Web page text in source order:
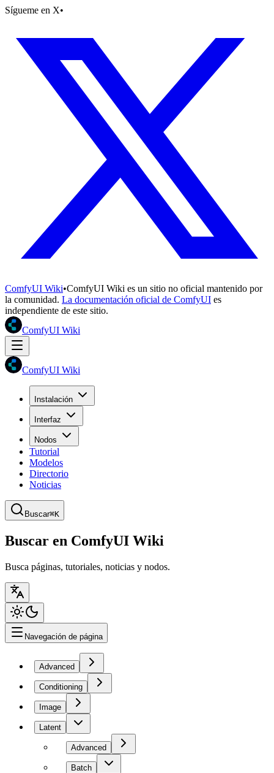
Sígueme en X•
ComfyUI Wiki•ComfyUI Wiki es un sitio no oficial mantenido por
la comunidad. La documentación oficial de ComfyUI es
independiente de este sitio.
ComfyUI Wiki
ComfyUI Wiki
Instalación
Interfaz
Nodos
Tutorial
Modelos
Directorio
Noticias
Buscar⌘K
Buscar en ComfyUI Wiki
Busca páginas, tutoriales, noticias y nodos.
Navegación de página
Advanced
Conditioning
Image
Latent
Advanced
Batch